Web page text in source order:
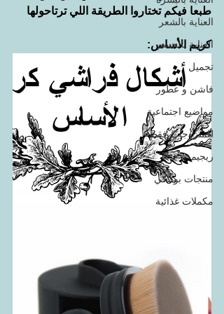
العناية بالشعر
العناية بالجسم
تجميل
فاشن و عطور
مواضيع اجتماعية
للمتزوجات فقط
ريجيم
منتجات بوتيكي
مكملات غذائية
طبعا فيكم تختاروا الطريقة اللي ترتاحولها
كريم الأساس: